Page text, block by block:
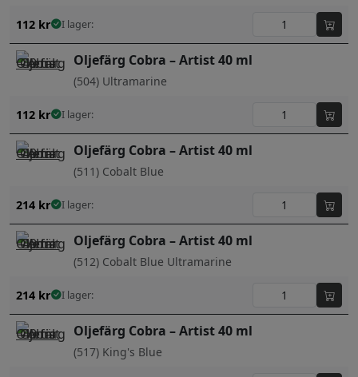
112 kr I lager:
Oljefärg Cobra – Artist 40 ml
(504) Ultramarine
112 kr I lager:
Oljefärg Cobra – Artist 40 ml
(511) Cobalt Blue
214 kr I lager:
Oljefärg Cobra – Artist 40 ml
(512) Cobalt Blue Ultramarine
214 kr I lager:
Oljefärg Cobra – Artist 40 ml
(517) King's Blue